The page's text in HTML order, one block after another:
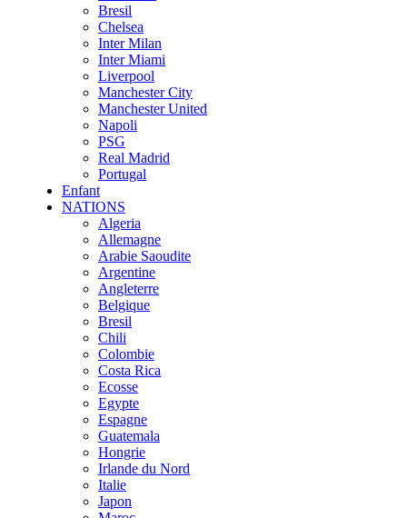
Bresil
Chelsea
Inter Milan
Inter Miami
Liverpool
Manchester City
Manchester United
Napoli
PSG
Real Madrid
Portugal
Enfant
NATIONS
Algeria
Allemagne
Arabie Saoudite
Argentine
Angleterre
Belgique
Bresil
Chili
Colombie
Costa Rica
Ecosse
Egypte
Espagne
Guatemala
Hongrie
Irlande du Nord
Italie
Japon